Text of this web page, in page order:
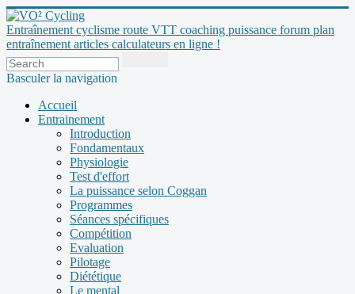
Entraînement cyclisme route VTT coaching puissance forum plan
entraînement articles calculateurs en ligne !
Basculer la navigation
Accueil
Entrainement
Introduction
Fondamentaux
Physiologie
Test d'effort
La puissance selon Coggan
Programmes
Séances spécifiques
Compétition
Evaluation
Pilotage
Diététique
Le mental